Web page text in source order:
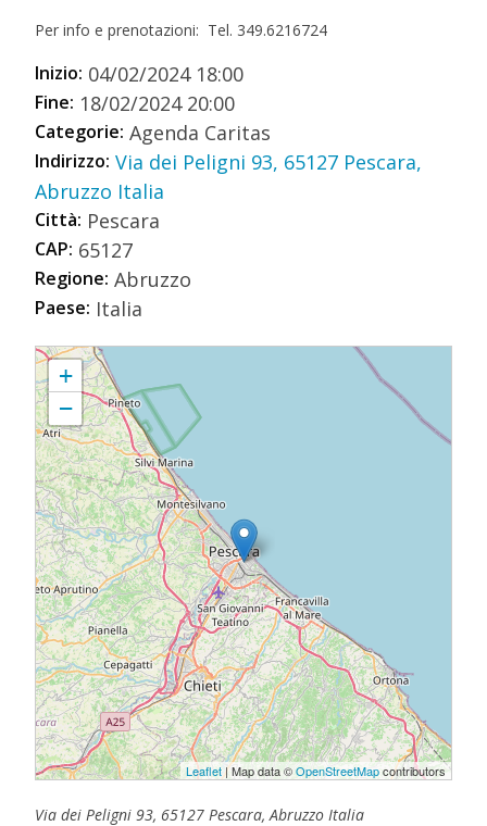
Per info e prenotazioni: Tel. 349.6216724
Inizio: 04/02/2024 18:00
Fine: 18/02/2024 20:00
Categorie: Agenda Caritas
Indirizzo: Via dei Peligni 93, 65127 Pescara,
Abruzzo Italia
Città: Pescara
CAP: 65127
Regione: Abruzzo
Paese: Italia
PALESTINA CON ALTRI OCCHI
+
−
Leaflet| Map data ©OpenStreetMapcontributors
Via dei Peligni 93, 65127 Pescara, Abruzzo Italia